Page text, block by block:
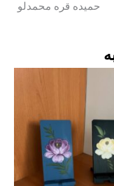
حمیده قره محمدلو